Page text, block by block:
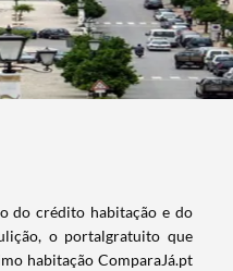
do crédito habitação e do
o portalgratuito que
habitação ComparaJá.pt